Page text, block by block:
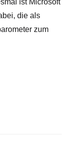
ist Microsoft
die als
zum